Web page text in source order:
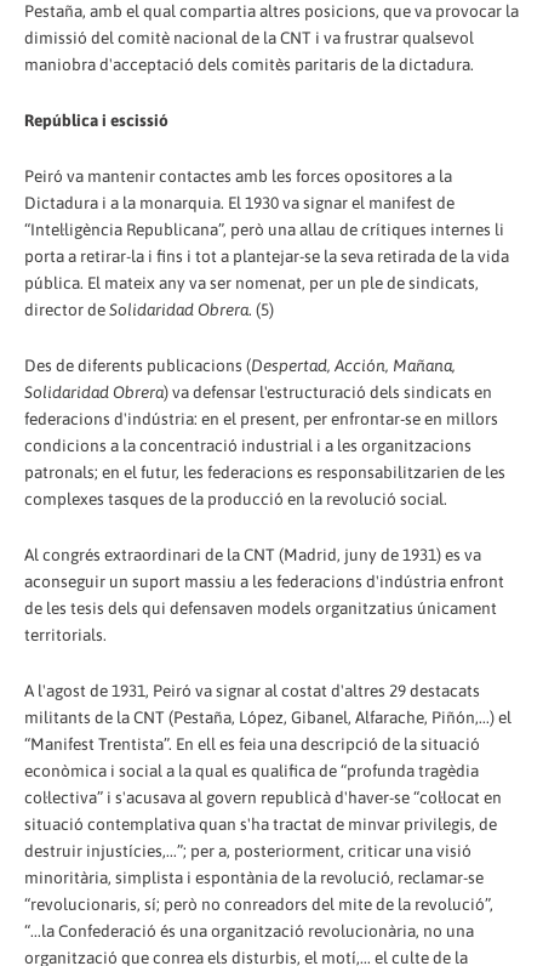
Pestaña, amb el qual compartia altres posicions, que va provocar la
dimissió del comitè nacional de la CNT i va frustrar qualsevol
maniobra d'acceptació dels comitès paritaris de la dictadura.
República i escissió
Peiró va mantenir contactes amb les forces opositores a la
Dictadura i a la monarquia. El 1930 va signar el manifest de
“Intel·ligència Republicana”, però una allau de crítiques internes li
porta a retirar-la i fins i tot a plantejar-se la seva retirada de la vida
pública. El mateix any va ser nomenat, per un ple de sindicats,
director deSolidaridad Obrera. (5)
Des de diferents publicacions (Despertad, Acción, Mañana,
Solidaridad Obrera) va defensar l'estructuració dels sindicats en
federacions d'indústria: en el present, per enfrontar-se en millors
condicions a la concentració industrial i a les organitzacions
patronals; en el futur, les federacions es responsabilitzarien de les
complexes tasques de la producció en la revolució social.
Al congrés extraordinari de la CNT (Madrid, juny de 1931) es va
aconseguir un suport massiu a les federacions d'indústria enfront
de les tesis dels qui defensaven models organitzatius únicament
territorials.
A l'agost de 1931, Peiró va signar al costat d'altres 29 destacats
militants de la CNT (Pestaña, López, Gibanel, Alfarache, Piñón,...) el
“Manifest Trentista”. En ell es feia una descripció de la situació
econòmica i social a la qual es qualifica de “profunda tragèdia
col·lectiva” i s'acusava al govern republicà d'haver-se “col·locat en
situació contemplativa quan s'ha tractat de minvar privilegis, de
destruir injustícies,...”; per a, posteriorment, criticar una visió
minoritària, simplista i espontània de la revolució, reclamar-se
“revolucionaris, sí; però no conreadors del mite de la revolució”,
“...la Confederació és una organització revolucionària, no una
organització que conrea els disturbis, el motí,... el culte de la